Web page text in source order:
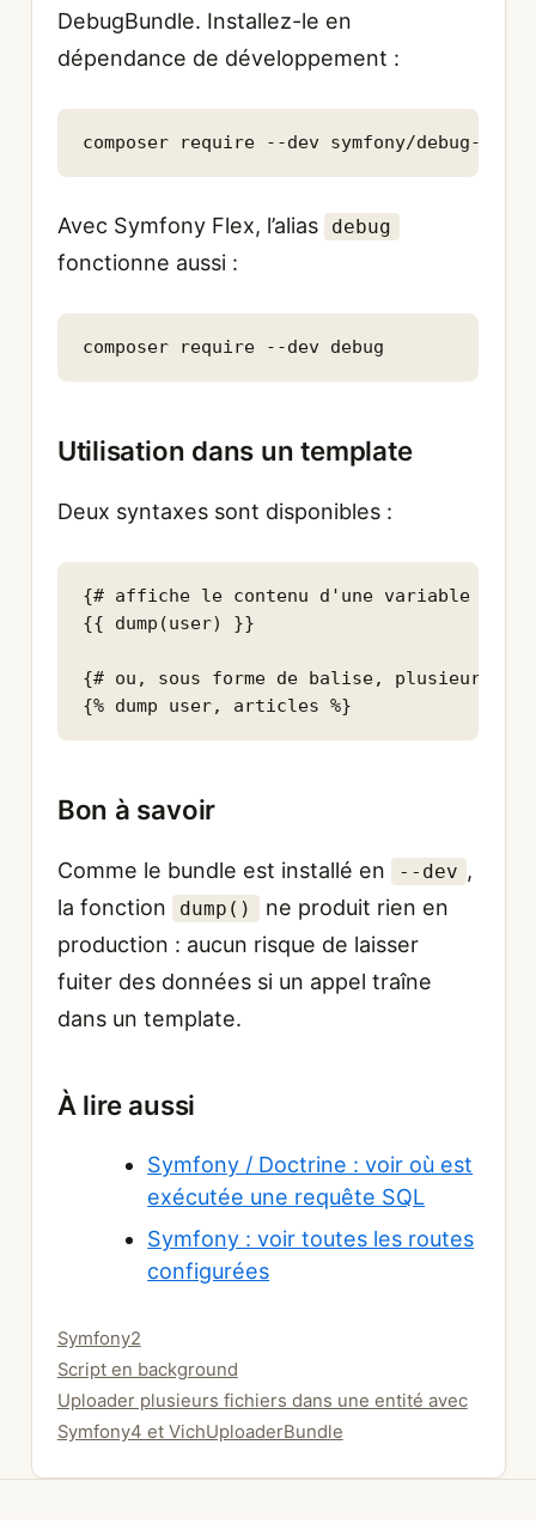
DebugBundle. Installez-le en
dépendance de développement :
composer require --dev symfony/debug-
Avec Symfony Flex, l’alias debug
fonctionne aussi :
composer require --dev debug
Utilisation dans un template
Deux syntaxes sont disponibles :
{# affiche le contenu d'une variable #}
{{ dump(user) }}
{# ou, sous forme de balise, plusieurs
{% dump user, articles %}
Bon à savoir
Comme le bundle est installé en --dev ,
la fonction
dump()
ne produit rien en
production : aucun risque de laisser
fuiter des données si un appel traîne
dans un template.
À lire aussi
Symfony / Doctrine : voir où est
exécutée une requête SQL
Symfony : voir toutes les routes
configurées
Catégories
Symfony2
Script en background
Uploader plusieurs fichiers dans une entité avec
Symfony4 et VichUploaderBundle